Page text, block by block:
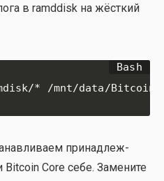
в ramddisk на жёст­кий
* /mnt/data/Bitcoin/
при­над­леж­
Core себе. Заме­ни­те